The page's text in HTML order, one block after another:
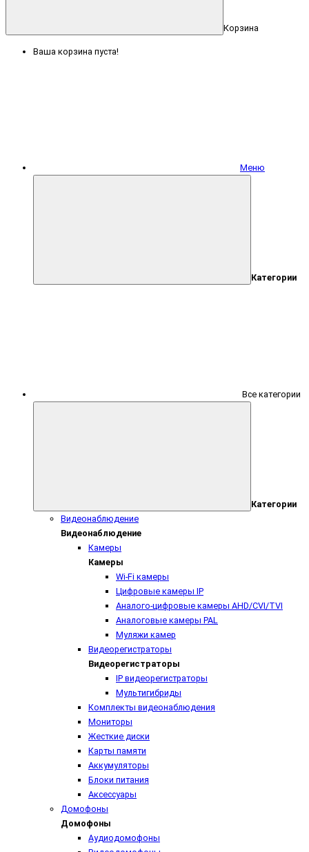
Корзина
Ваша корзина пуста!
Меню
Категории
Все категории
Категории
Видеонаблюдение
Видеонаблюдение
Камеры
Камеры
Wi-Fi камеры
Цифровые камеры IP
Аналого-цифровые камеры AHD/CVI/TVI
Аналоговые камеры PAL
Муляжи камер
Видеорегистраторы
Видеорегистраторы
IP видеорегистраторы
Мультигибриды
Комплекты видеонаблюдения
Мониторы
Жесткие диски
Карты памяти
Аккумуляторы
Блоки питания
Аксессуары
Домофоны
Домофоны
Аудиодомофоны